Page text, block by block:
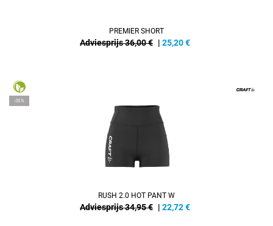
PREMIER SHORT
Adviesprijs 36,00 € | 25,20€
-35%
RUSH 2.0 HOT PANT W
Adviesprijs 34,95 € | 22,72€